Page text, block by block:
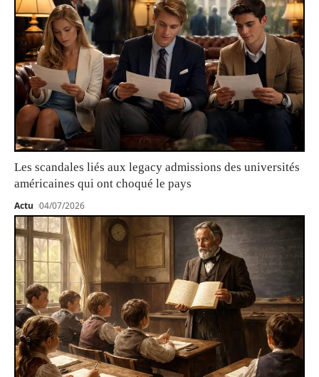
Les scandales liés aux legacy admissions des universités
américaines qui ont choqué le pays
Actu 04/07/2026